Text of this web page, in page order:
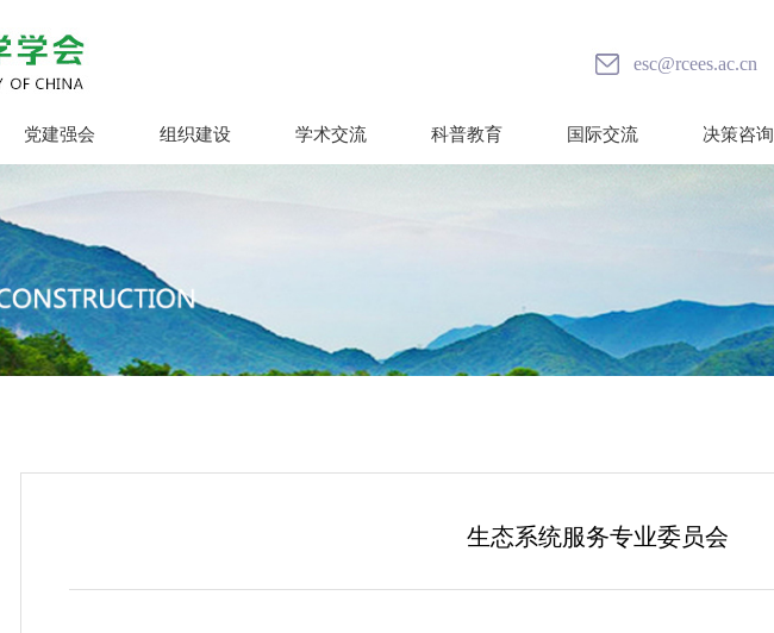
esc@rcees.ac.cn
党建强会 组织建设 学术交流 科普教育 国际交流 决策咨询
生态系统服务专业委员会